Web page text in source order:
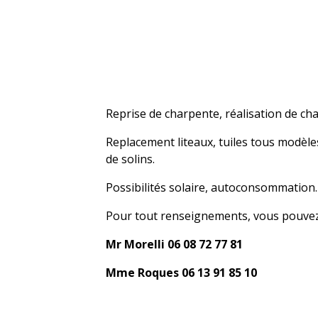
Reprise de charpente, réalisation de
Replacement liteaux, tuiles tous
de solins.
Possibilités solaire, autoconsommation.
Pour tout renseignements, vous
Mr Morelli 06 08 72 77 81
Mme Roques 06 13 91 85 10